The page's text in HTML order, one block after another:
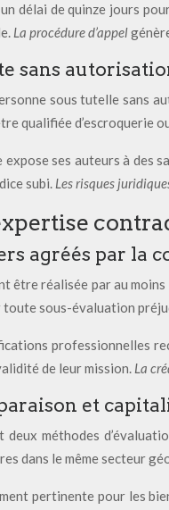
délai de quinze jours
La procédure d’appel
sans
sous tutelle sans
qualifiée d’escroquerie
ses auteurs à des
subi. Les risques
agréés par la
être réalisée par au
sous-évaluation
professionnelles
de leur mission. La
et
méthodes
dans le même secteur
pertinente pour les